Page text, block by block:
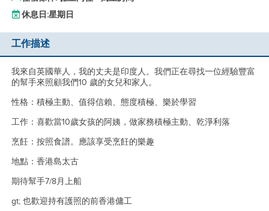
休息日:星期日
工作描述
我來自英國華人，我的丈夫是印度人。我們正在尋找一位經驗豐富
的幫手來照顧我們10 歲的女兒和家人。
性格：積極主動、值得信賴、態度積極、樂於學習
工作：喜歡當10歲女孩的阿姨，做家務積極主動、乾淨利落
烹飪：按照食譜。應該享受烹飪的樂趣
地點：香港島太古
期待幫手7/8月上船
gt; 也歡迎持有護照的前香港傭工